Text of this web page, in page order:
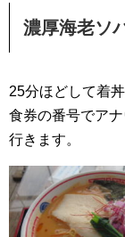
濃厚海老ソ
25分ほどして着丼
食券の番号でア
行きます。